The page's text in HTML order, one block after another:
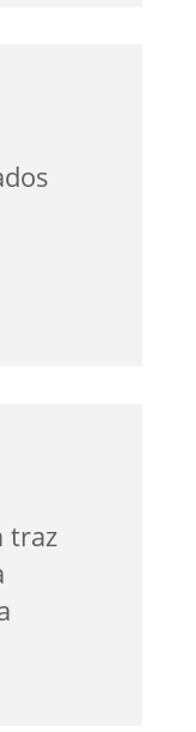
traz